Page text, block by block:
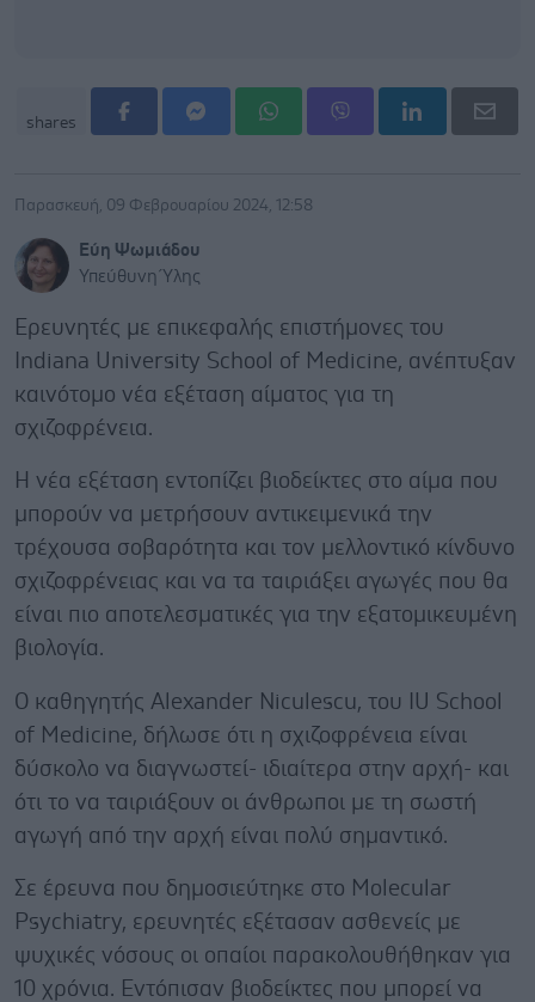
shares
Παρασκευή, 09 Φεβρουαρίου 2024, 12:58
Εύη Ψωμιάδου
Υπεύθυνη Ύλης
Ερευνητές με επικεφαλής επιστήμονες του
Indiana University School of Medicine, ανέπτυξαν
καινότομο νέα εξέταση αίματος για τη
σχιζοφρένεια.
Η νέα εξέταση εντοπίζει βιοδείκτες στο αίμα που
μπορούν να μετρήσουν αντικειμενικά την
τρέχουσα σοβαρότητα και τον μελλοντικό κίνδυνο
σχιζοφρένειας και να τα ταιριάξει αγωγές που θα
είναι πιο αποτελεσματικές για την εξατομικευμένη
βιολογία.
Ο καθηγητής Alexander Niculescu, του IU School
of Medicine, δήλωσε ότι η σχιζοφρένεια είναι
δύσκολο να διαγνωστεί- ιδιαίτερα στην αρχή- και
ότι το να ταιριάξουν οι άνθρωποι με τη σωστή
αγωγή από την αρχή είναι πολύ σημαντικό.
Σε έρευνα που δημοσιεύτηκε στο Molecular
Psychiatry, ερευνητές εξέτασαν ασθενείς με
ψυχικές νόσους οι οπαίοι παρακολουθήθηκαν για
10 χρόνια. Εντόπισαν βιοδείκτες που μπορεί να